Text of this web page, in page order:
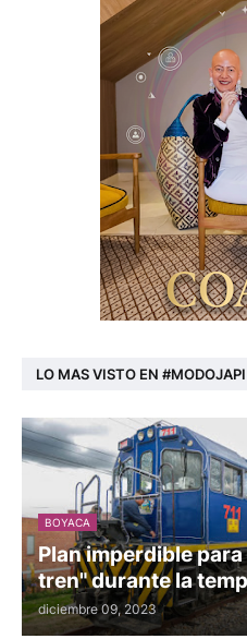
LO MAS VISTO EN #MODOJAPI
BOYACA
Plan imperdible
tren" durante la
diciembre 09, 2023